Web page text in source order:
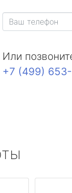
Или
+7 (499)